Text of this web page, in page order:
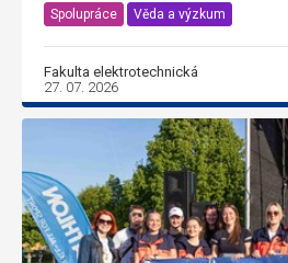
Spolupráce Věda a výzkum
Fakulta elektrotechnická
27. 07. 2026